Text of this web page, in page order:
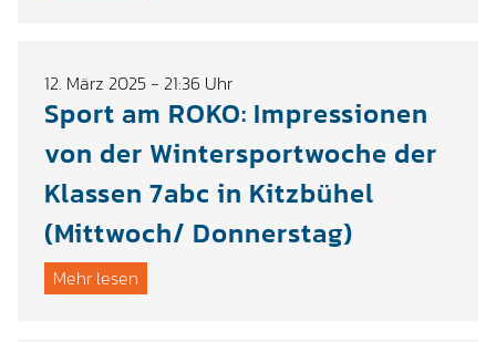
12. März 2025 - 21:36 Uhr
Sport am ROKO: Impressionen
von der Wintersportwoche der
Klassen 7abc in Kitzbühel
(Mittwoch/ Donnerstag)
Mehr lesen